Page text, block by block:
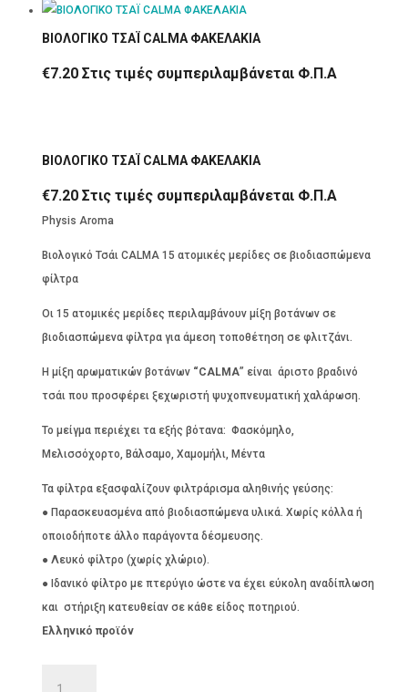
ΒΙΟΛΟΓΙΚΟ ΤΣΑΪ CALMA ΦΑΚΕΛΑΚΙΑ
€7.20 Στις τιμές συμπεριλαμβάνεται Φ.Π.Α
ΒΙΟΛΟΓΙΚΟ ΤΣΑΪ CALMA ΦΑΚΕΛΑΚΙΑ
€7.20 Στις τιμές συμπεριλαμβάνεται Φ.Π.Α
Physis Aroma
Βιολογικό Τσάι CALMA 15 ατομικές μερίδες σε βιοδιασπώμενα
φίλτρα
Οι 15 ατομικές μερίδες περιλαμβάνουν μίξη βοτάνων σε
βιοδιασπώμενα φίλτρα για άμεση τοποθέτηση σε φλιτζάνι.
H μίξη αρωματικών βοτάνων “CALMA” είναι άριστο βραδινό
τσάι που προσφέρει ξεχωριστή ψυχοπνευματική χαλάρωση.
Το μείγμα περιέχει τα εξής βότανα: Φασκόμηλο,
Μελισσόχορτο, Βάλσαμο, Χαμομήλι, Μέντα
Τα φίλτρα εξασφαλίζουν φιλτράρισμα αληθινής γεύσης:
● Παρασκευασμένα από βιοδιασπώμενα υλικά. Χωρίς κόλλα ή
οποιοδήποτε άλλο παράγοντα δέσμευσης.
● Λευκό φίλτρο (χωρίς χλώριο).
● Ιδανικό φίλτρο με πτερύγιο ώστε να έχει εύκολη αναδίπλωση
και στήριξη κατευθείαν σε κάθε είδος ποτηριού.
Ελληνικό προϊόν